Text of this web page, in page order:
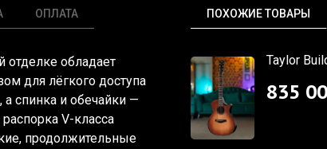
ОПЛАТА
отделке обладает
для лёгкого доступа
спинка и обечайки —
V-класса
продолжительные
ПОХОЖИЕ ТОВАРЫ
Taylor
835